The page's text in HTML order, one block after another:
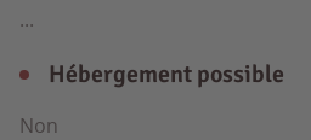
...
Hébergement possible
Non